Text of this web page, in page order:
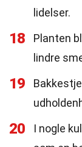
lidelser.
18
Planten
lindre
19
20
I nogle